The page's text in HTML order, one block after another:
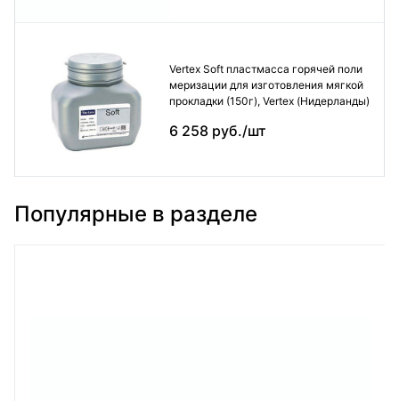
Vertex Soft пластмасса горячей поли
меризации для изготовления мягкой
прокладки (150г), Vertex (Нидерланды)
6 258 руб./шт
Популярные в разделе